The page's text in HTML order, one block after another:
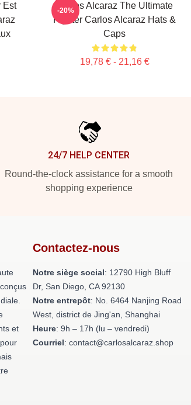
Est
Carlos Alcaraz The Ultimate
Fighter Carlos Alcaraz Hats &
Caps
19,78 € - 21,16 €
-20%
24/7 HELP CENTER
Round-the-clock assistance for a smooth
shopping experience
et
Contactez-nous
Notre siège social: 12790 High Bluff
Dr, San Diego, CA 92130
Notre entrepôt: No. 6464 Nanjing Road
West, district de Jing'an, Shanghai
Heure: 9h – 17h (lu – vendredi)
Courriel: contact@carlosalcaraz.shop